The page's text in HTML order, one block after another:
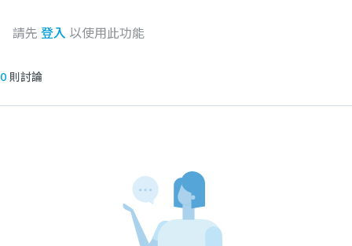
請先 登入 以使用此功能
0 則討論